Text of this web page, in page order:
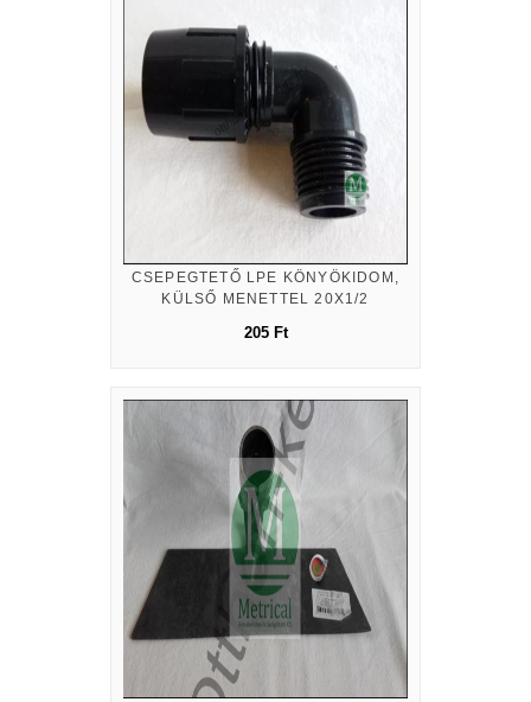
CSEPEGTETŐ LPE KÖNYÖKIDOM,
KÜLSŐ MENETTEL 20X1/2
205 Ft